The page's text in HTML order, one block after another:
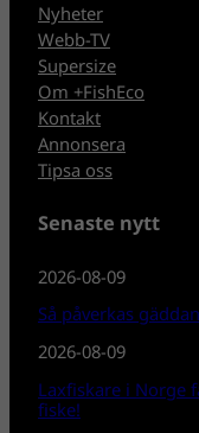
Nyheter
Webb-TV
Supersize
Om +FishEco
Kontakt
Annonsera
Tipsa oss
Senaste nytt
2026-08-09
Så påverkas
2026-08-09
Laxfiskare i Norge
fiske!